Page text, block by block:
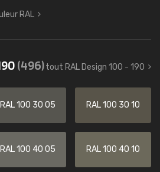
RAL
(496)tout RAL Design 100 - 190
RAL 100 30 05 RAL 100 30 10
RAL 100 40 05 RAL 100 40 10